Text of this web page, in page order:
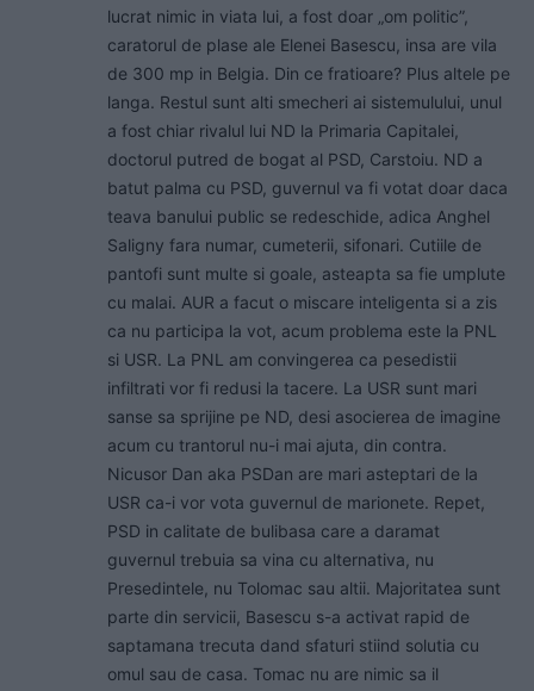
lucrat nimic in viata lui, a fost doar „om politic”,
caratorul de plase ale Elenei Basescu, insa are vila
de 300 mp in Belgia. Din ce fratioare? Plus altele pe
langa. Restul sunt alti smecheri ai sistemulului, unul
a fost chiar rivalul lui ND la Primaria Capitalei,
doctorul putred de bogat al PSD, Carstoiu. ND a
batut palma cu PSD, guvernul va fi votat doar daca
teava banului public se redeschide, adica Anghel
Saligny fara numar, cumeterii, sifonari. Cutiile de
pantofi sunt multe si goale, asteapta sa fie umplute
cu malai. AUR a facut o miscare inteligenta si a zis
ca nu participa la vot, acum problema este la PNL
si USR. La PNL am convingerea ca pesedistii
infiltrati vor fi redusi la tacere. La USR sunt mari
sanse sa sprijine pe ND, desi asocierea de imagine
acum cu trantorul nu-i mai ajuta, din contra.
Nicusor Dan aka PSDan are mari asteptari de la
USR ca-i vor vota guvernul de marionete. Repet,
PSD in calitate de bulibasa care a daramat
guvernul trebuia sa vina cu alternativa, nu
Presedintele, nu Tolomac sau altii. Majoritatea sunt
parte din servicii, Basescu s-a activat rapid de
saptamana trecuta dand sfaturi stiind solutia cu
omul sau de casa. Tomac nu are nimic sa il